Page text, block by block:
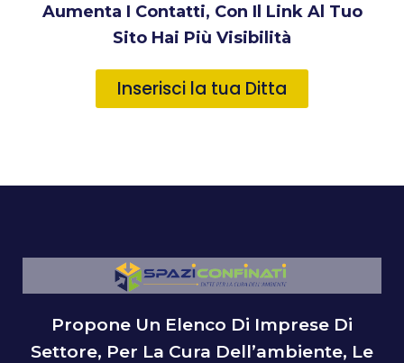
Aumenta I Contatti, Con Il Link Al Tuo
Sito Hai Più Visibilità
Inserisci la tua Ditta
Propone Un Elenco Di Imprese Di
Settore, Per La Cura Dell’ambiente, Le